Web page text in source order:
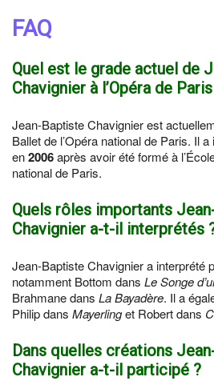
FAQ
Quel est le grade actuel de
Chavignier à l’Opéra de
Jean-Baptiste Chavignier est
Ballet de l’Opéra national de Paris. Il
en2006après avoir été formé à
national de Paris.
Quels rôles importants
Chavignier a-t-il interprétés
Jean-Baptiste Chavignier a interprété
notamment Bottom dans Le Songe
Brahmane dans La Bayadère. Il a
Philip dans Mayerlinget Robert dans
Dans quelles créations
Chavignier a-t-il participé ?